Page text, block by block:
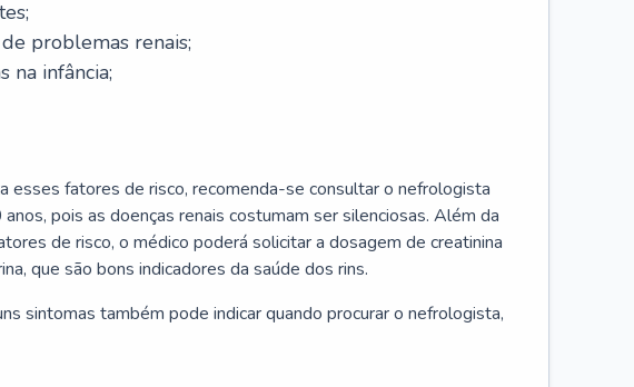
problemas renais;
na infância;
esses fatores de risco, recomenda-se consultar o nefrologista
pois as doenças renais costumam ser silenciosas. Além da
de risco, o médico poderá solicitar a dosagem de creatinina
que são bons indicadores da saúde dos rins.
sintomas também pode indicar quando procurar o nefrologista,